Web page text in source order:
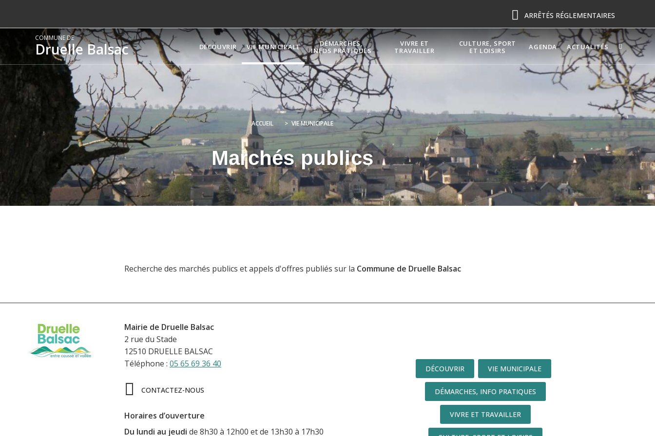
ARRÊTÉS RÉGLEMENTAIRES
COMMUNE DE
Druelle Balsac DÉCOUVRIR VIE MUNICIPALE
DÉMARCHES,
INFOS PRATIQUES
VIVRE ET
TRAVAILLER
CULTURE, SPORT
ET LOISIRS
AGENDA ACTUALITÉS
ACCUEIL > VIE MUNICIPALE
Marchés publics
Recherche des marchés publics et appels d'offres publiés sur la Commune de Druelle Balsac
Mairie de Druelle Balsac
2 rue du Stade
12510 DRUELLE BALSAC
Téléphone : 05 65 69 36 40
CONTACTEZ-NOUS
Horaires d’ouverture
Du lundi au jeudi de 8h30 à 12h00 et de 13h30 à 17h30
DÉCOUVRIR VIE MUNICIPALE
DÉMARCHES, INFO PRATIQUES
VIVRE ET TRAVAILLER